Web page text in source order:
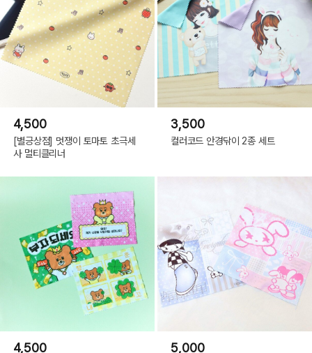
4,500
[별긍상점] 멋쟁이 토마토 초극세
사 멀티클리너
3,500
컬러코드 안경닦이 2종 세트
4,500 5,000